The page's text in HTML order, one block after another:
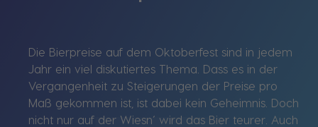
Die Bierpreise auf dem Oktoberfest sind in jedem
Jahr ein viel diskutiertes Thema. Dass es in der
Vergangenheit zu Steigerungen der Preise pro
Maß gekommen ist, ist dabei kein Geheimnis. Doch
nicht nur auf der Wiesn‘ wird das Bier teurer. Auch